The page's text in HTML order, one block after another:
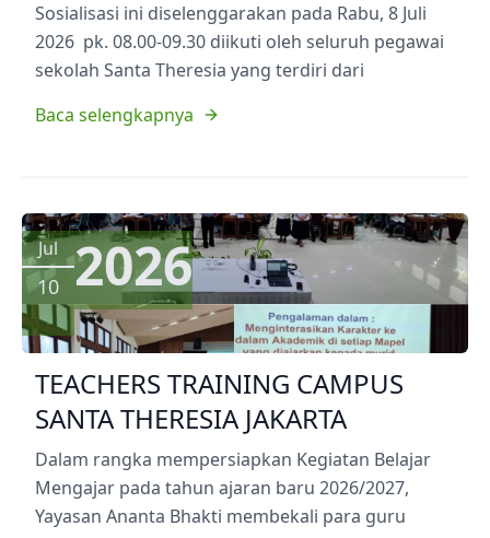
Sosialisasi ini diselenggarakan pada Rabu, 8 Juli
2026 pk. 08.00-09.30 diikuti oleh seluruh pegawai
sekolah Santa Theresia yang terdiri dari
Baca selengkapnya
Jul
10 2026
TEACHERS TRAINING CAMPUS
SANTA THERESIA JAKARTA
Dalam rangka mempersiapkan Kegiatan Belajar
Mengajar pada tahun ajaran baru 2026/2027,
Yayasan Ananta Bhakti membekali para guru